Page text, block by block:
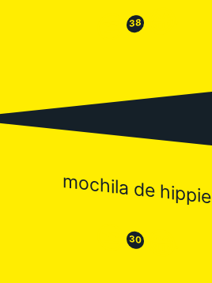
😒38 😂
mochila de hippie
😒30😂